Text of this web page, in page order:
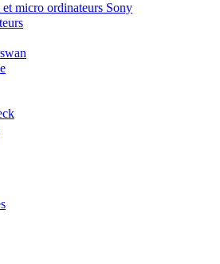
micro ordinateurs Sony